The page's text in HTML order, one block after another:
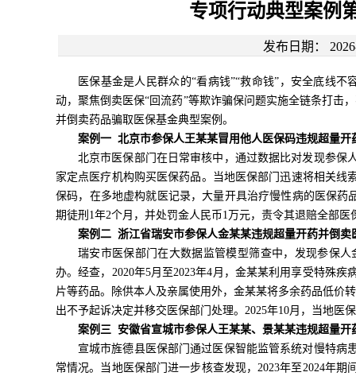
专项行动典型案例
发布日期：
医保基金是人民群众的“看病钱”“救命钱”，安全底线
动，聚焦倒卖医保“回流药”等欺诈骗保问题实施全链条打击
并倒卖药品骗取医保基金典型案例。
案例一 北京市参保人王某某冒用他人医保码违规超量开
北京市医保部门在日常审核中，通过数据比对发现参保
家定点医疗机构购买医保药品。当地医保部门迅速将相关线
保码，在多地虚构就医记录，大量开具治疗慢性病的医保药
期徒刑1年2个月，并处罚金人民币1万元，责令其退赔全部
案例二 浙江省瑞安市参保人金某某违规超量开药并倒卖
瑞安市医保部门在大数据监管模型筛查中，发现参保
办。经查，2020年5月至2023年4月，金某某利用享受特殊
片等药品。除供本人及亲属使用外，金某某将多余药品低价
出不予起诉决定并移交医保部门处理。2025年10月，当地医
案例三 安徽省宣城市参保人王某某、景某某违规超量开
宣城市旌德县医保部门通过医保智能监管系统对慢特
常情况。当地医保部门进一步核查发现，2023年至2024年